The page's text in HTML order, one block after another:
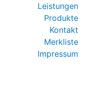
Leistungen
Produkte
Kontakt
Merkliste
Impressum